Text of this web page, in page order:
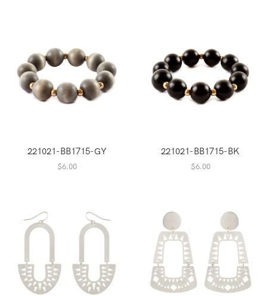
221021-BB1715-GY
$6.00
221021-BB1715-BK
$6.00